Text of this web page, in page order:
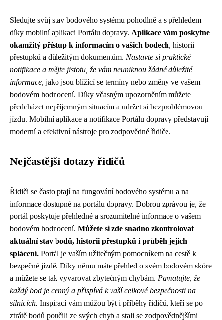
Sledujte svůj stav bodového systému pohodlně a s přehledem
díky mobilní aplikaci Portálu dopravy. Aplikace vám poskytne
okamžitý přístup k informacím o vašich bodech, historii
přestupků a důležitým dokumentům. Nastavte si praktické
notifikace a mějte jistotu, že vám neuniknou žádné důležité
informace, jako jsou blížící se termíny nebo změny ve vašem
bodovém hodnocení. Díky včasným upozorněním můžete
předcházet nepříjemným situacím a udržet si bezproblémovou
jízdu. Mobilní aplikace a notifikace Portálu dopravy představují
moderní a efektivní nástroje pro zodpovědné řidiče.
Nejčastější dotazy řidičů
Řidiči se často ptají na fungování bodového systému a na
informace dostupné na portálu dopravy. Dobrou zprávou je, že
portál poskytuje přehledné a srozumitelné informace o vašem
bodovém hodnocení. Můžete si zde snadno zkontrolovat
aktuální stav bodů, historii přestupků i průběh jejich
splácení. Portál je vaším užitečným pomocníkem na cestě k
bezpečné jízdě. Díky němu máte přehled o svém bodovém skóre
a můžete se tak vyvarovat zbytečným chybám. Pamatujte, že
každý bod je cenný a přispívá k vaší celkové bezpečnosti na
silnicích. Inspirací vám můžou být i příběhy řidičů, kteří se po
ztrátě bodů poučili ze svých chyb a stali se zodpovědnějšími